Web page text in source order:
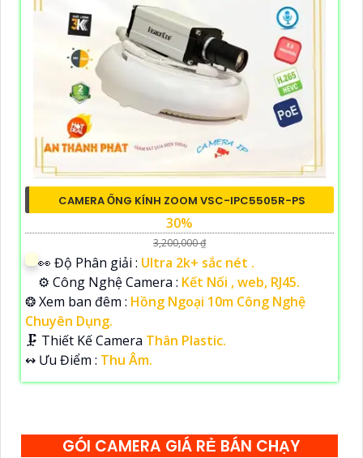
CAMERA ỐNG KÍNH ZOOM VSC-IPC5505R-PS
30%
3,200,000 ₫
️👀 Độ Phân giải : Ultra 2k+ sắc nét .
⚙ Công Nghệ Camera : Kết Nối , web, RJ45.
❂ Xem ban đêm : Hồng Ngoại 10m Công Nghệ
Chuyên Dụng.
🗜️ Thiết Kế Camera Thân Plastic.
️↭ Ưu Điểm : Thu Âm.
GÓI CAMERA GIÁ RẺ BÁN CHẠY